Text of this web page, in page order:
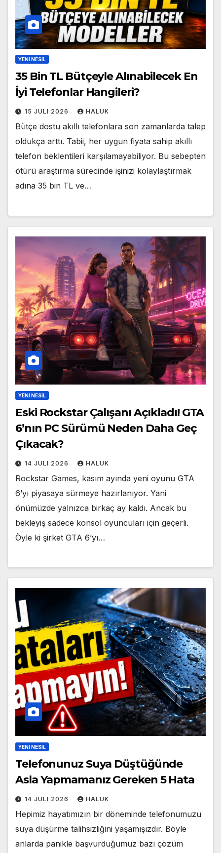
YENI NESIL
35 Bin TL Bütçeyle Alınabilecek En
İyi Telefonlar Hangileri?
15 JULI 2026 HALUK
Bütçe dostu akıllı telefonlara son zamanlarda talep
oldukça arttı. Tabii, her uygun fiyata sahip akıllı
telefon beklentileri karşılamayabiliyor. Bu sebepten
ötürü araştırma sürecinde işinizi kolaylaştırmak
adına 35 bin TL ve…
YENI NESIL
Eski Rockstar Çalışanı Açıkladı! GTA
6’nın PC Sürümü Neden Daha Geç
Çıkacak?
14 JULI 2026 HALUK
Rockstar Games, kasım ayında yeni oyunu GTA
6’yı piyasaya sürmeye hazırlanıyor. Yani
önümüzde yalnızca birkaç ay kaldı. Ancak bu
bekleyiş sadece konsol oyuncuları için geçerli.
Öyle ki şirket GTA 6’yı…
YENI NESIL
Telefonunuz Suya Düştüğünde
Asla Yapmamanız Gereken 5 Hata
14 JULI 2026 HALUK
Hepimiz hayatımızın bir döneminde telefonumuzu
suya düşürme talihsizliğini yaşamışızdır. Böyle
anlarda panikle başvurduğumuz bazı çözüm